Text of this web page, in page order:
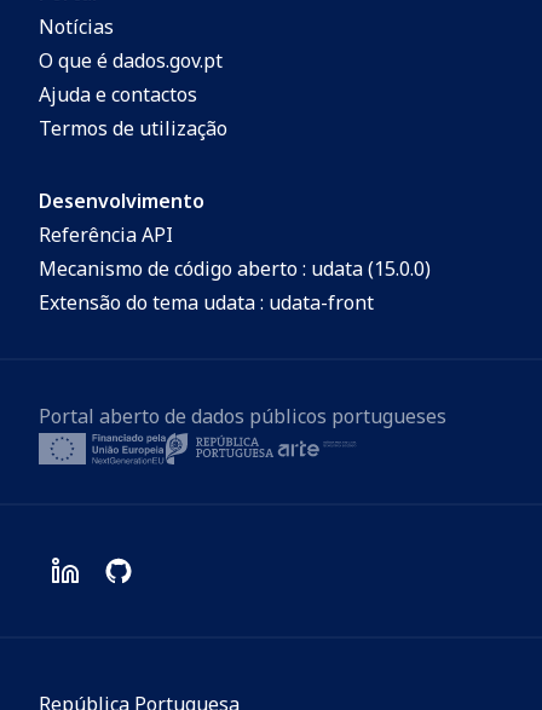
Notícias
O que é dados.gov.pt
Ajuda e contactos
Termos de utilização
Desenvolvimento
Referência API
Mecanismo de código aberto : udata (15.0.0)
Extensão do tema udata : udata-front
Portal aberto de dados públicos portugueses
República Portuguesa